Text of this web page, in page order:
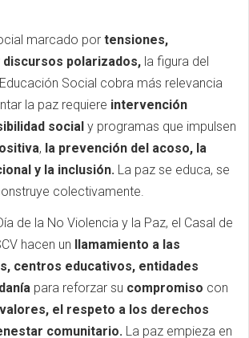
marcado por tensiones,
discursos polarizados, la figura del
Social cobra más relevancia
la paz requiere intervención
social y programas que impulsen
, la prevención del acoso, la
y la inclusión. La paz se educa, se
colectivamente.
de la No Violencia y la Paz, el Casal de
hacen un
llamamiento a las
centros educativos, entidades
para reforzar su compromiso con
el respeto a los derechos
comunitario. La paz empieza en